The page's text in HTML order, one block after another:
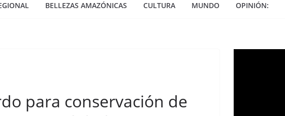
Colo de ChileBELLEZAS AMAZÓNICAS CULTURA MUNDO OPINIÓN:
para conservación de